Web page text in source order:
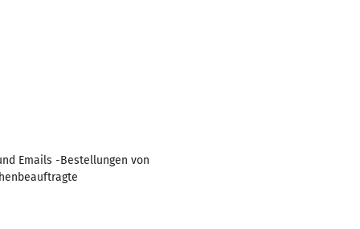
Emails -Bestellungen von